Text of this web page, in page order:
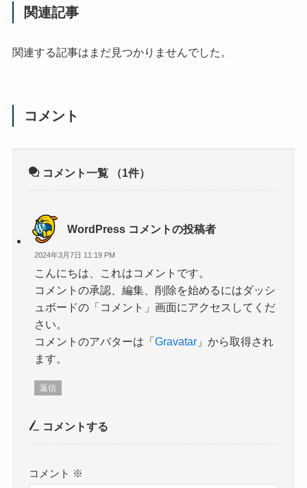
関連記事
関連する記事はまだ見つかりませんでした。
コメント
コメント一覧 （1件）
WordPress コメントの投稿者
2024年3月7日 11:19 PM
こんにちは、これはコメントです。
コメントの承認、編集、削除を始めるにはダッシ
ュボードの「コメント」画面にアクセスしてくだ
さい。
コメントのアバターは「Gravatar 」から取得され
ます。
返信
コメントする
コメント ※